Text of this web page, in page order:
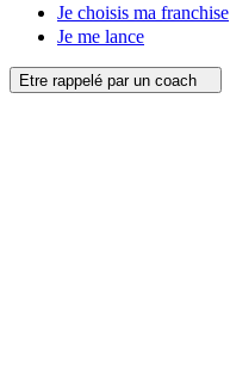
Je choisis ma franchise
Je me lance
Etre rappelé par un coach